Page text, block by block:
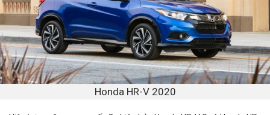
Honda HR-V 2020